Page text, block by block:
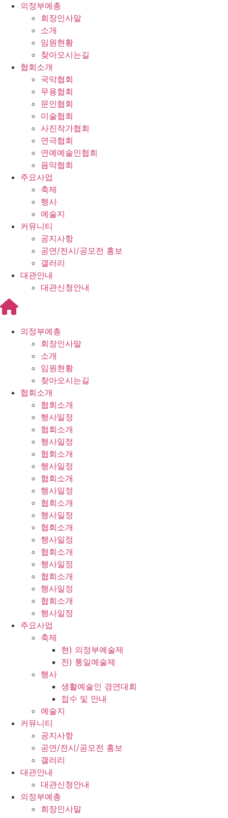
의정부예총
회장인사말
소개
임원현황
찾아오시는길
협회소개
국악협회
무용협회
문인협회
미술협회
사진작가협회
연극협회
연예예술인협회
음악협회
주요사업
축제
행사
예술지
커뮤니티
공지사항
공연/전시/공모전 홍보
갤러리
대관안내
대관신청안내
의정부예총
회장인사말
소개
임원현황
찾아오시는길
협회소개
협회소개
행사일정
협회소개
행사일정
협회소개
행사일정
협회소개
행사일정
협회소개
행사일정
협회소개
행사일정
협회소개
행사일정
협회소개
행사일정
협회소개
행사일정
주요사업
축제
현) 의정부예술제
전) 통일예술제
행사
생활예술인 경연대회
접수 및 안내
예술지
커뮤니티
공지사항
공연/전시/공모전 홍보
갤러리
대관안내
대관신청안내
의정부예총
회장인사말